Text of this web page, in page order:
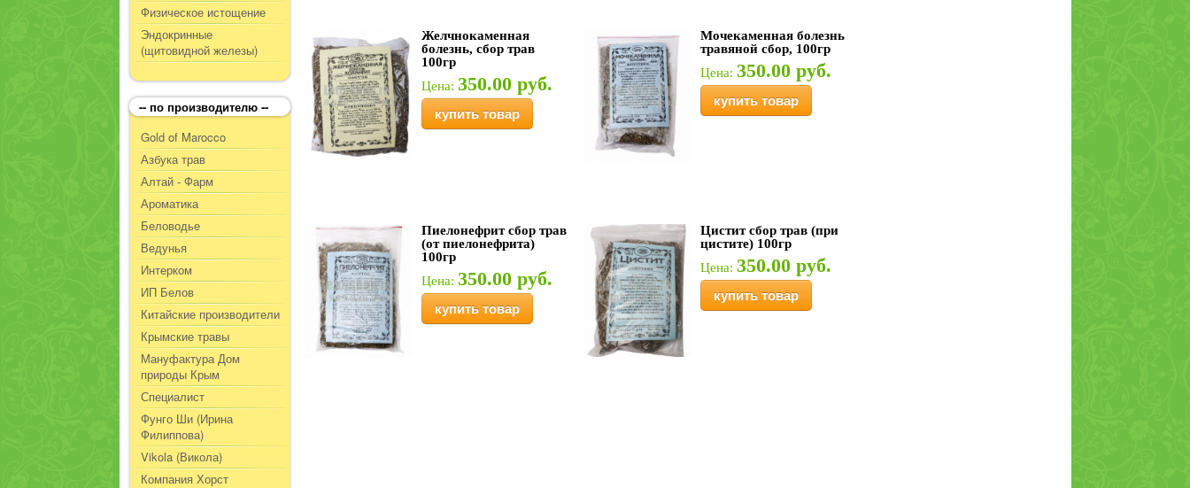
Физическое истощение
Эндокринные
(щитовидной железы)
-- по производителю --
Gold of Marocco
Азбука трав
Алтай - Фарм
Ароматика
Беловодье
Ведунья
Интерком
ИП Белов
Китайские производители
Крымские травы
Мануфактура Дом
природы Крым
Специалист
Фунго Ши (Ирина
Филиппова)
Vikola (Викола)
Компания Хорст
Желчнокаменная
болезнь, сбор трав
100гр
Цена: 350.00 руб.
купить товар
Мочекаменная болезнь
травяной сбор, 100гр
Цена: 350.00 руб.
купить товар
Пиелонефрит сбор трав
(от пиелонефрита)
100гр
Цена: 350.00 руб.
купить товар
Цистит сбор трав (при
цистите) 100гр
Цена: 350.00 руб.
купить товар